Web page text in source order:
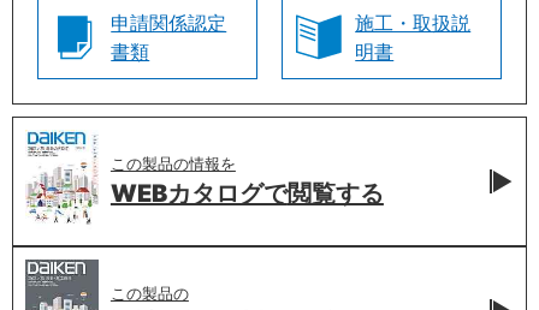
申請関係認定
書類
施工・取扱説
明書
この製品の情報を
WEBカタログで閲覧する
この製品の